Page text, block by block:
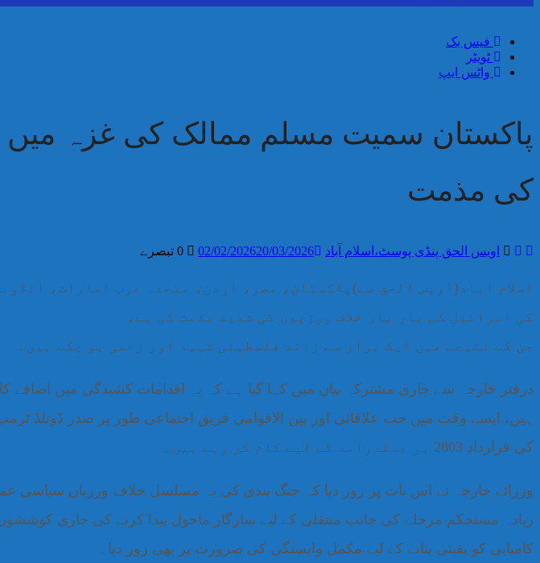
فیس بک
ٹویٹر
واٹس ایپ
پاکستان سمیت مسلم ممالک کی غزہ میں
کی مذمت
اویس الحق پنڈی پوسٹ،اسلام آباد 02/02/202620/03/2026
اسلام آباد(اویس الحق سے)پاکستان، مصر، اردن، متحدہ عرب امارات،
کی اسرائیل کی بار بار خلاف ورزیوں کی شدید مذمت کی ہے،
جن کے نتیجے میں ایک ہزار سے زائد فلسطینی شہید اور زخمی ہو چکے ہیں۔
درفتر خارجہ سے جاری مشترکہ بیان میں کہا گیا ہے کہ یہ اقدامات کشیدگی میں
ہیں، ایسے وقت میں جب علاقائی اور بین الاقوامی فریق اجتماعی طور پر صدر ڈونلڈ
کی قرارداد 2803 پر عملدرآمد کے لیے کام کر رہے ہیں۔
وزرائے خارجہ نے اس بات پر زور دیا کہ جنگ بندی کی یہ مسلسل خلاف ورزیاں سیاسی
زیادہ مستحکم مرحلے کی جانب منتقلی کے لیے سازگار ماحول پیدا کرنے کی جاری
کامیابی کو یقینی بنانے کے لیے مکمل وابستگی کی ضرورت پر بھی زور دیا۔